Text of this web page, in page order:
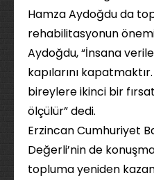
Hamza Aydoğdu da
rehabilitasyonun
Aydoğdu, “İnsana
kapılarını
bireylere ikinci bir
ölçülür” dedi.
Erzincan Cumhuriyet
Değerli’nin de
topluma yeniden